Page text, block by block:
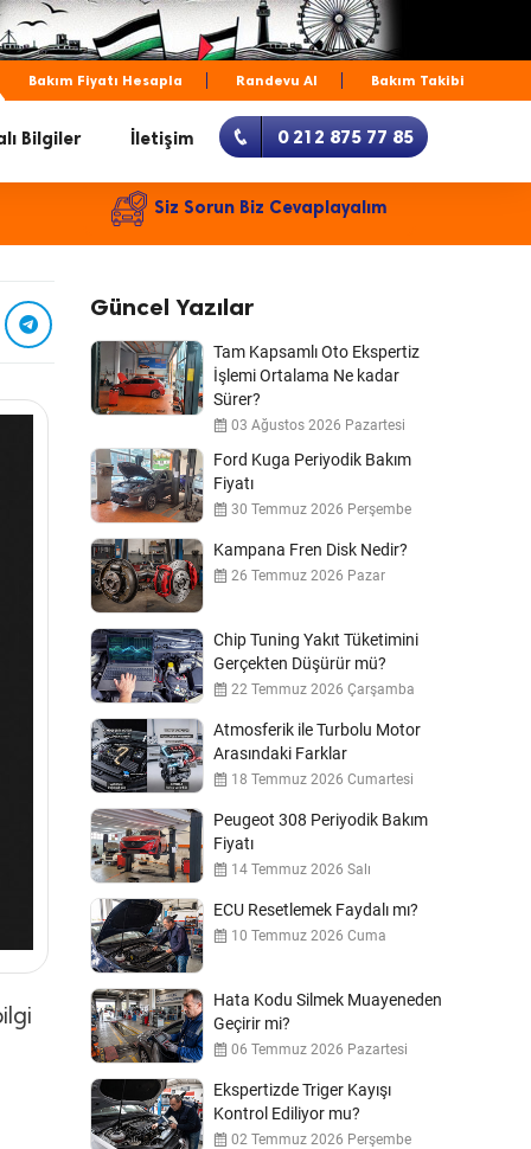
Bakım Fiyatı Hesapla Randevu Al Bakım Takibi
Bilgiler İletişim 0 212 875 77 85
Siz Sorun Biz Cevaplayalım
Güncel Yazılar
Tam Kapsamlı Oto Ekspertiz
İşlemi Ortalama Ne kadar
Sürer?
03 Ağustos 2026 Pazartesi
Ford Kuga Periyodik Bakım
Fiyatı
30 Temmuz 2026 Perşembe
Kampana Fren Disk Nedir?
26 Temmuz 2026 Pazar
Chip Tuning Yakıt Tüketimini
Gerçekten Düşürür mü?
22 Temmuz 2026 Çarşamba
Atmosferik ile Turbolu Motor
Arasındaki Farklar
18 Temmuz 2026 Cumartesi
Peugeot 308 Periyodik Bakım
Fiyatı
14 Temmuz 2026 Salı
ECU Resetlemek Faydalı mı?
10 Temmuz 2026 Cuma
Hata Kodu Silmek Muayeneden
Geçirir mi?
06 Temmuz 2026 Pazartesi
Ekspertizde Triger Kayışı
Kontrol Ediliyor mu?
02 Temmuz 2026 Perşembe